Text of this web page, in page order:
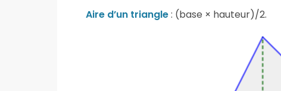
Aire d’un triangle: (base × hauteur)/2.